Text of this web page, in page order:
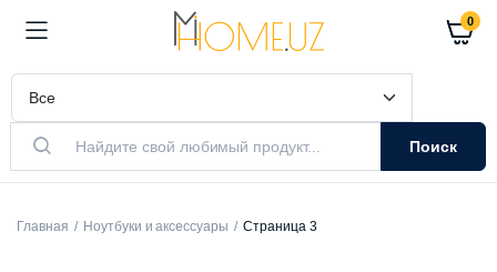
0
Поиск
Главная Ноутбуки и аксессуары Страница 3